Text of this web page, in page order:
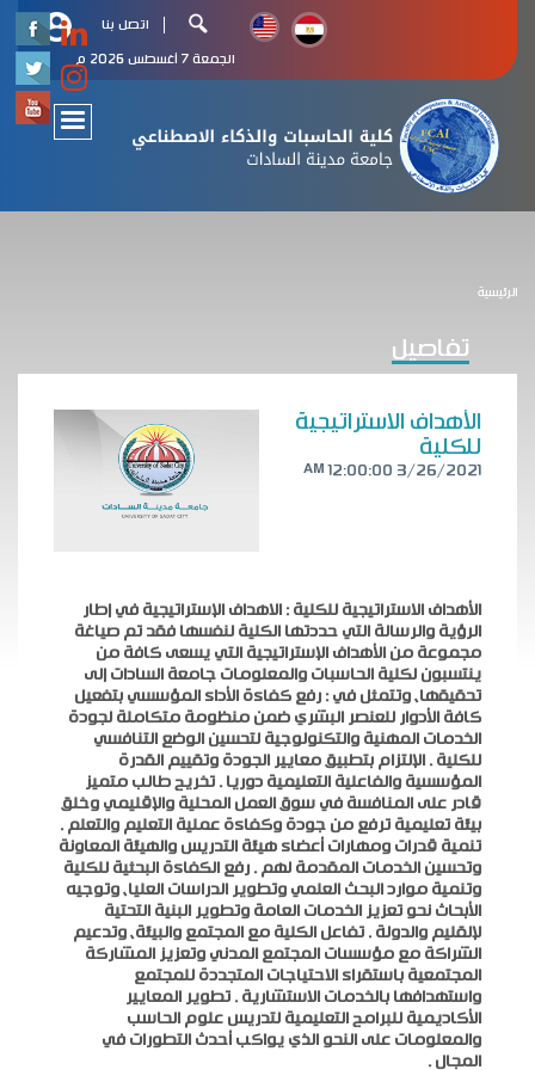
اتصل بنا
الجمعة 7 أغسطس 2026 م
الرئيسية
تفاصيل
الأهداف الاستراتيجية
للكلية
3/26/2021 12:00:00 AM
الأهداف الاستراتيجية للكلية : الاهداف الإستراتيجية في إطار
الرؤية والرسالة التي حددتها الكلية لنفسها فقد تم صياغة
مجموعة من الأهداف الإستراتيجية التي يسعى كافة من
ينتسبون لكلية الحاسبات والمعلومات جامعة السادات إلى
تحقيقها، وتتمثل في : رفع كفاءة الأداء المؤسسي بتفعيل
كافة الأدوار للعنصر البشري ضمن منظومة متكاملة لجودة
الخدمات المهنية والتكنولوجية لتحسين الوضع التنافسي
للكلية . الإلتزام بتطبيق معايير الجودة وتقييم القدرة
المؤسسية والفاعلية التعليمية دوريا . تخريج طالب متميز
قادر على المنافسة في سوق العمل المحلية والإقليمي وخلق
بيئة تعليمية ترفع من جودة وكفاءة عملية التعليم والتعلم .
تنمية قدرات ومهارات أعضاء هيئة التدريس والهيئة المعاونة
وتحسين الخدمات المقدمة لهم . رفع الكفاءة البحثية للكلية
وتنمية موارد البحث العلمي وتطوير الدراسات العليا، وتوجيه
الأبحاث نحو تعزيز الخدمات العامة وتطوير البنية التحتية
لإلقليم والدولة . تفاعل الكلية مع المجتمع والبيئة، وتدعيم
الشراكة مع مؤسسات المجتمع المدني وتعزيز المشاركة
المجتمعية باستقراء الاحتياجات المتجددة للمجتمع
واستهدافها بالخدمات الاستشارية . تطوير المعايير
الأكاديمية للبرامج التعليمية لتدريس علوم الحاسب
والمعلومات على النحو الذي يواكب أحدث التطورات في
المجال .